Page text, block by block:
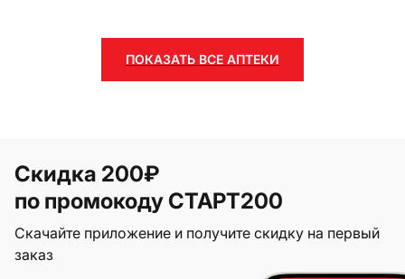
ПОКАЗАТЬ ВСЕ АПТЕКИ
Скидка 200₽
по промокоду СТАРТ200
Скачайте приложение и получите скидку на первый
заказ